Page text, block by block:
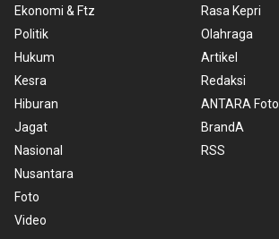
Ekonomi & Ftz
Politik
Hukum
Kesra
Hiburan
Jagat
Nasional
Nusantara
Foto
Video
Rasa Kepri
Olahraga
Artikel
Redaksi
ANTARA Foto
BrandA
RSS